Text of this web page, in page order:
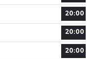
20:00
20:00
20:00